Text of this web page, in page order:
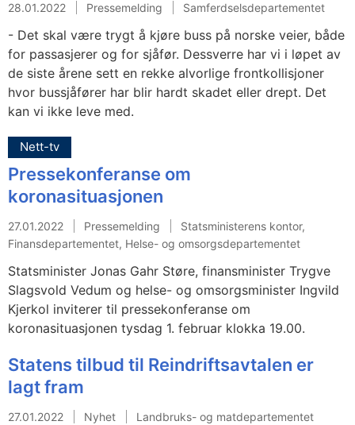
28.01.2022 Pressemelding Samferdselsdepartementet
- Det skal være trygt å kjøre buss på norske veier, både
for passasjerer og for sjåfør. Dessverre har vi i løpet av
de siste årene sett en rekke alvorlige frontkollisjoner
hvor bussjåfører har blir hardt skadet eller drept. Det
kan vi ikke leve med.
Nett-tv
Pressekonferanse om
koronasituasjonen
27.01.2022 Pressemelding
Statsministerens kontor,
Finansdepartementet, Helse- og omsorgsdepartementet
Statsminister Jonas Gahr Støre, finansminister Trygve
Slagsvold Vedum og helse- og omsorgsminister Ingvild
Kjerkol inviterer til pressekonferanse om
koronasituasjonen tysdag 1. februar klokka 19.00.
Statens tilbud til Reindriftsavtalen er
lagt fram
27.01.2022 Nyhet Landbruks- og matdepartementet